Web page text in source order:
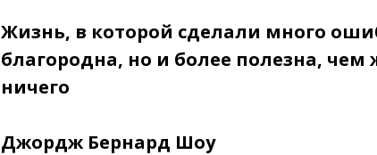
Жизнь, в которой сделали много
благородна, но и более полезна, чем
ничего
Джордж Бернард Шоу